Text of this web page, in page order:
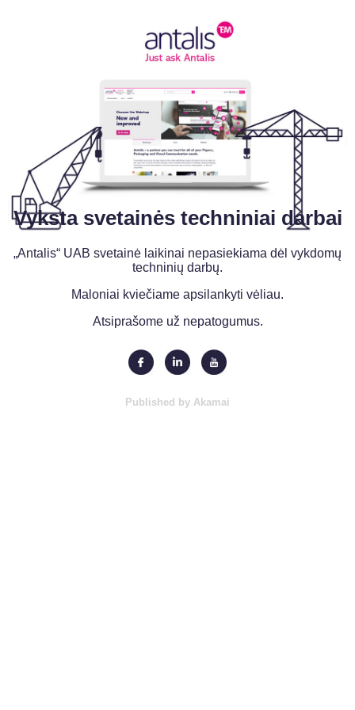
Vyksta svetainės techniniai darbai
„Antalis“ UAB svetainė laikinai nepasiekiama dėl vykdomų
techninių darbų.
Maloniai kviečiame apsilankyti vėliau.
Atsiprašome už nepatogumus.
Published by Akamai